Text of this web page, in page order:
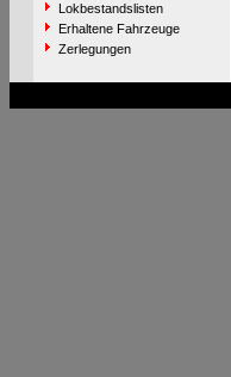
Lokbestandslisten
Erhaltene Fahrzeuge
Zerlegungen